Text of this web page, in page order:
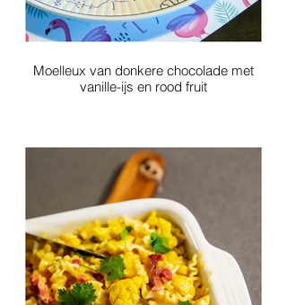
Moelleux van donkere chocolade met
vanille-ijs en rood fruit